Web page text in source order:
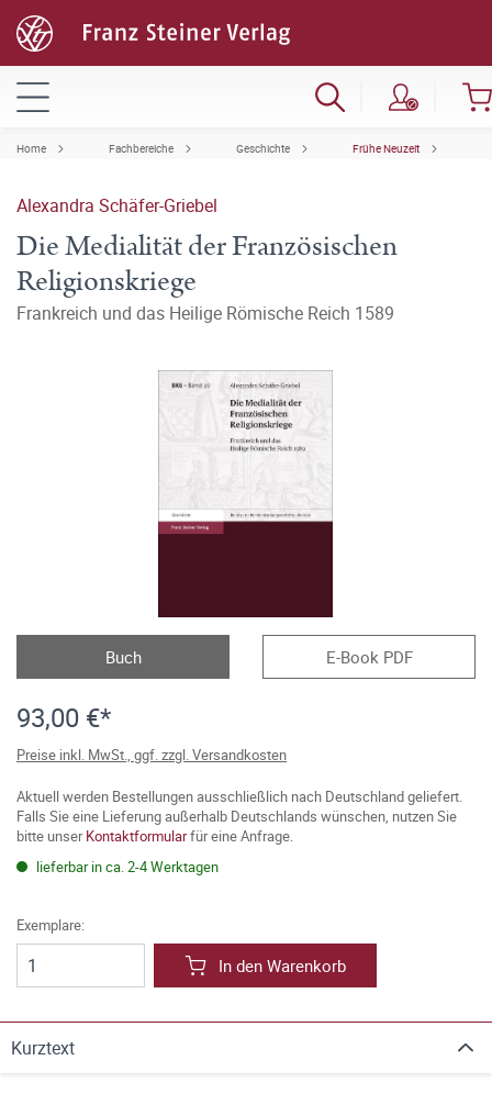
Home Fachbereiche Geschichte Frühe Neuzeit
Alexandra Schäfer-Griebel
Die Medialität der Französischen
Religionskriege
Frankreich und das Heilige Römische Reich 1589
Buch E-Book PDF
93,00 €*
Preise inkl. MwSt., ggf. zzgl. Versandkosten
Aktuell werden Bestellungen ausschließlich nach Deutschland geliefert.
Falls Sie eine Lieferung außerhalb Deutschlands wünschen, nutzen Sie
bitte unserKontaktformularfür eine Anfrage.
lieferbar in ca. 2-4 Werktagen
Exemplare:
In den Warenkorb
Kurztext